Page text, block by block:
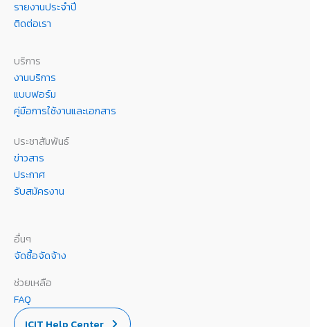
รายงานประจำปี
ติดต่อเรา
บริการ
งานบริการ
แบบฟอร์ม
คู่มือการใช้งานและเอกสาร
ประชาสัมพันธ์
ข่าวสาร
ประกาศ
รับสมัครงาน
อื่นๆ
จัดซื้อจัดจ้าง
ช่วยเหลือ
FAQ